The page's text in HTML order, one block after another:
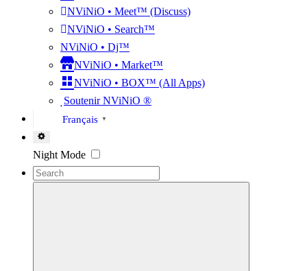
NViNiO • Meet™ (Discuss)
NViNiO • Search™
NViNiO • Dj™
NViNiO • Market™
NViNiO • BOX™ (All Apps)
Soutenir NViNiO ®
Français ▼
Night Mode